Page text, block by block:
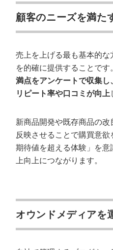
顧客のニーズを満た
売上を上げる最も基本的
を的確に提供することです
満点をアンケートで収集し
リピート率や口コミが向上
新商品開発や既存商品の
反映させることで購買意
期待値を超える体験」を
上向上につながります。
オウンドメディアを